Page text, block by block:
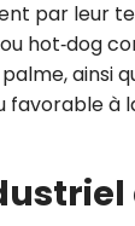
par leur
hot‑dog
ainsi
favorable à